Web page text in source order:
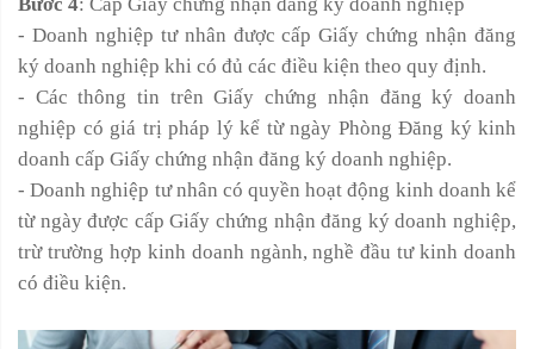
- Doanh nghiệp tư nhân được cấp Giấy chứng nhận đăng
ký doanh nghiệp khi có đủ các điều kiện theo quy định.
- Các thông tin trên Giấy chứng nhận đăng ký doanh
nghiệp có giá trị pháp lý kể từ ngày Phòng Đăng ký kinh
doanh cấp Giấy chứng nhận đăng ký doanh nghiệp.
- Doanh nghiệp tư nhân có quyền hoạt động kinh doanh kể
từ ngày được cấp Giấy chứng nhận đăng ký doanh nghiệp,
trừ trường hợp kinh doanh ngành, nghề đầu tư kinh doanh
có điều kiện.